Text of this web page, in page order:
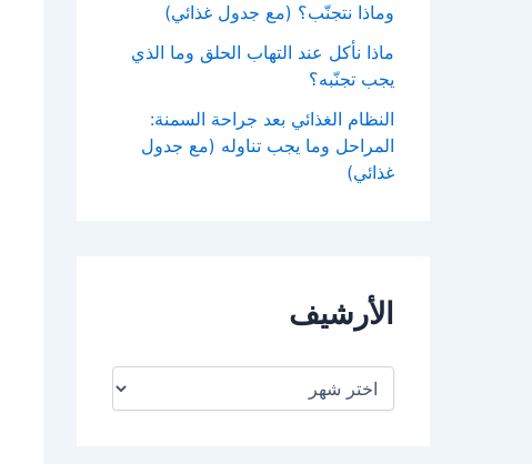
وماذا نتجنّب؟ (مع جدول غذائي)
ماذا نأكل عند التهاب الحلق وما الذي
يجب تجنّبه؟
النظام الغذائي بعد جراحة السمنة:
المراحل وما يجب تناوله (مع جدول
غذائي)
الأرشيف